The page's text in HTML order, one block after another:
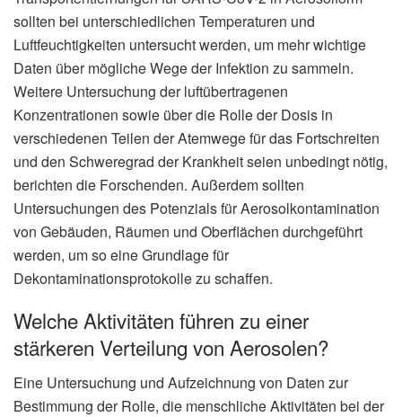
sollten bei unterschiedlichen Temperaturen und
Luftfeuchtigkeiten untersucht werden, um mehr wichtige
Daten über mögliche Wege der Infektion zu sammeln.
Weitere Untersuchung der luftübertragenen
Konzentrationen sowie über die Rolle der Dosis in
verschiedenen Teilen der Atemwege für das Fortschreiten
und den Schweregrad der Krankheit seien unbedingt nötig,
berichten die Forschenden. Außerdem sollten
Untersuchungen des Potenzials für Aerosolkontamination
von Gebäuden, Räumen und Oberflächen durchgeführt
werden, um so eine Grundlage für
Dekontaminationsprotokolle zu schaffen.
Welche Aktivitäten führen zu einer
stärkeren Verteilung von Aerosolen?
Eine Untersuchung und Aufzeichnung von Daten zur
Bestimmung der Rolle, die menschliche Aktivitäten bei der